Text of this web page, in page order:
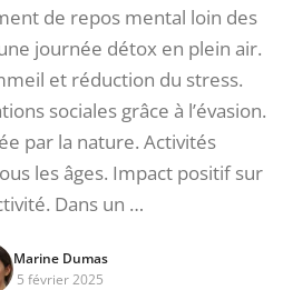
de repos mental loin des
journée détox en plein air.
et réduction du stress.
sociales grâce à l’évasion.
par la nature. Activités
les âges. Impact positif sur
Dans un …
Marine Dumas
5 février 2025